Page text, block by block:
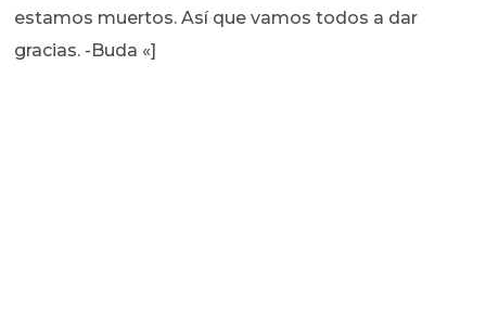
estamos muertos. Así que vamos todos a dar
gracias. -Buda «]